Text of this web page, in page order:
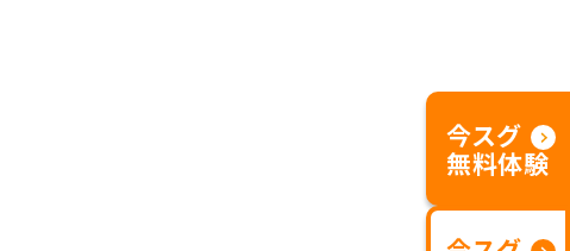
今スグ
無料体験